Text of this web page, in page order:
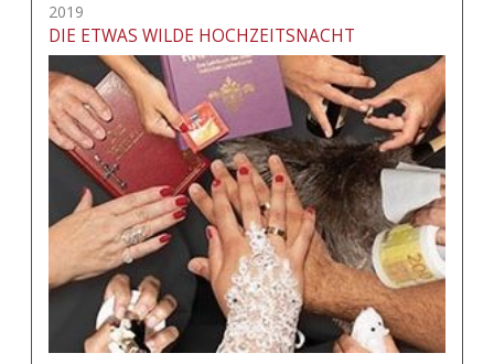
2019
DIE ETWAS WILDE HOCHZEITSNACHT